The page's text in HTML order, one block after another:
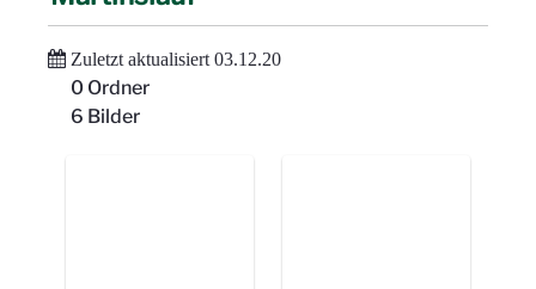
Zuletzt aktualisiert 03.12.20
0 Ordner
6 Bilder